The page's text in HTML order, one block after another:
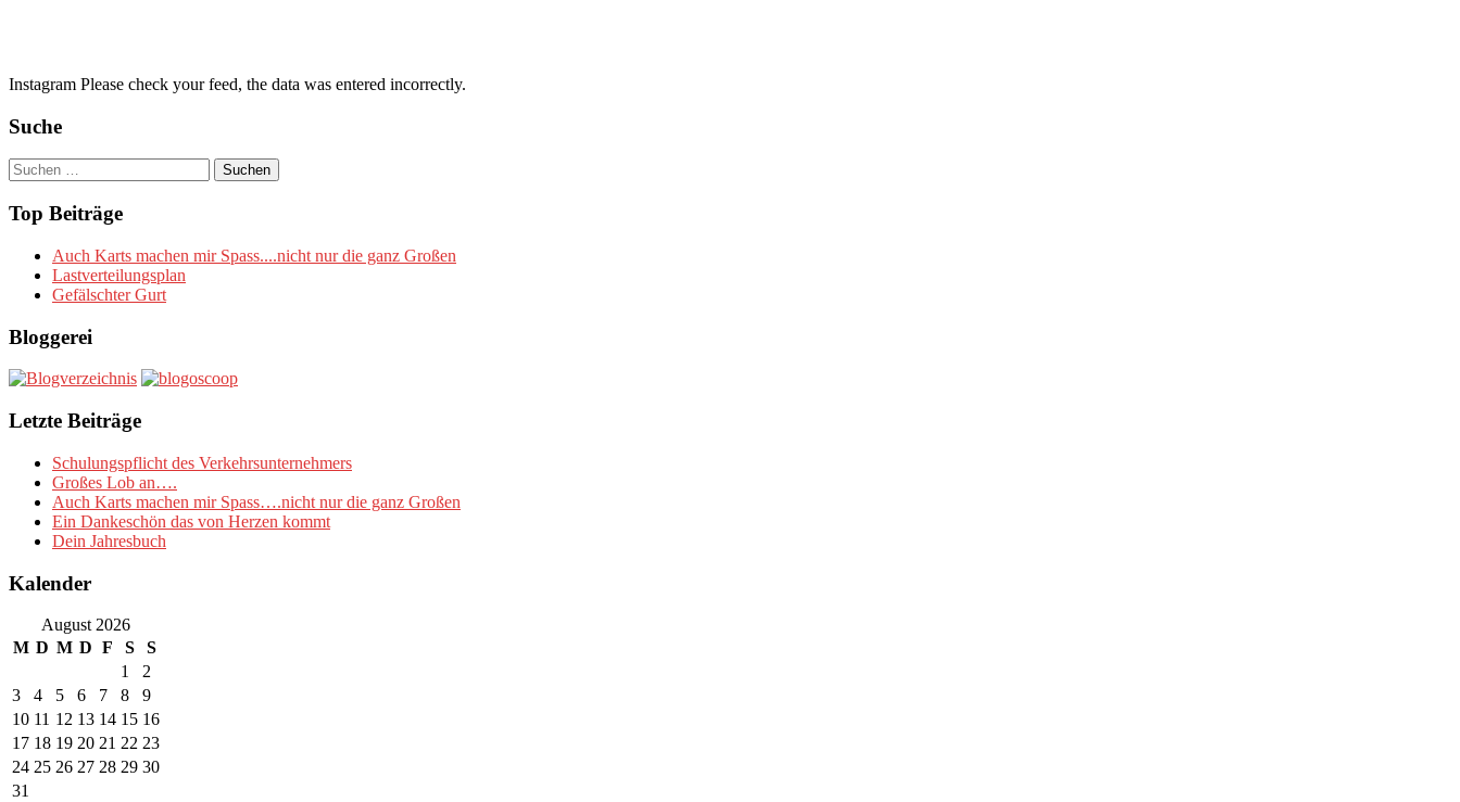
Instagram Please check your feed, the data was entered incorrectly.
Suche
Suchen
nach:
Top Beiträge
Auch Karts machen mir Spass....nicht nur die ganz Großen
Lastverteilungsplan
Gefälschter Gurt
Bloggerei
Letzte Beiträge
Schulungspflicht des Verkehrsunternehmers
Großes Lob an….
Auch Karts machen mir Spass….nicht nur die ganz Großen
Ein Dankeschön das von Herzen kommt
Dein Jahresbuch
Kalender
August 2026
M D M D F S
S
1
2
3
4 5 6 7 8
9
10 11 12 13 14 15 16
17 18 19 20 21 22 23
24 25 26 27 28 29 30
31